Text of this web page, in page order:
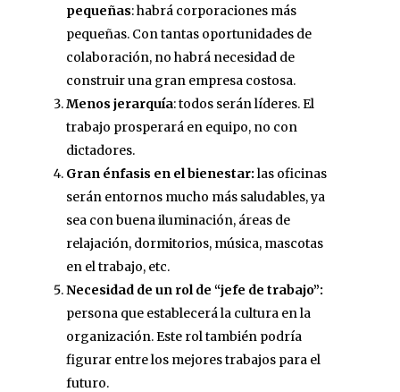
pequeñas: habrá corporaciones más
pequeñas. Con tantas oportunidades de
colaboración, no habrá necesidad de
construir una gran empresa costosa.
Menos jerarquía: todos serán líderes. El
trabajo prosperará en equipo, no con
dictadores.
Gran énfasis en el bienestar:las oficinas
serán entornos mucho más saludables, ya
sea con buena iluminación, áreas de
relajación, dormitorios, música, mascotas
en el trabajo, etc.
Necesidad de un rol de “jefe de trabajo”:
persona que establecerá la cultura en la
organización. Este rol también podría
figurar entre los mejores trabajos para el
futuro.